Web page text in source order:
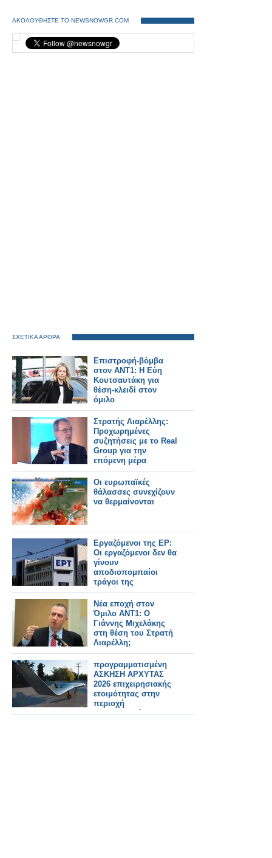
ΑΚΟΛΟΥΘΗΣΤΕ ΤΟ NEWSNOWGR.COM
ΣΧΕΤΙΚΑ ΑΡΘΡΑ
Επιστροφή-βόμβα
στον ΑΝΤ1: Η Εύη
Κουτσαυτάκη για
θέση-κλειδί στον
όμιλο
Στρατής Λιαρέλλης:
Προχωρημένες
συζητήσεις με το Real
Group για την
επόμενη μέρα
Οι ευρωπαϊκές
θάλασσες συνεχίζουν
να θερμαίνονται
Εργαζόμενοι της ΕΡ:
Οι εργαζόμενοι δεν θα
γίνουν
αποδιοπομπαίοι
τράγοι της
τοξικότητας στους
τελικούς της GBL
Νέα εποχή στον
Όμιλο ANT1: Ο
Γιάννης Μιχελάκης
στη θέση του Στρατή
Λιαρέλλη;
προγραμματισμένη
ΑΣΚΗΣΗ ΑΡΧΥΤΑΣ
2026 επιχειρησιακής
ετοιμότητας στην
περιοχή
Μαυρομαντήλας